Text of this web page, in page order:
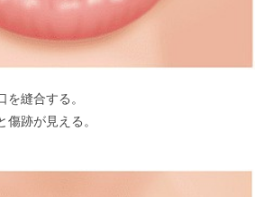
を縫合する。
傷跡が見える。